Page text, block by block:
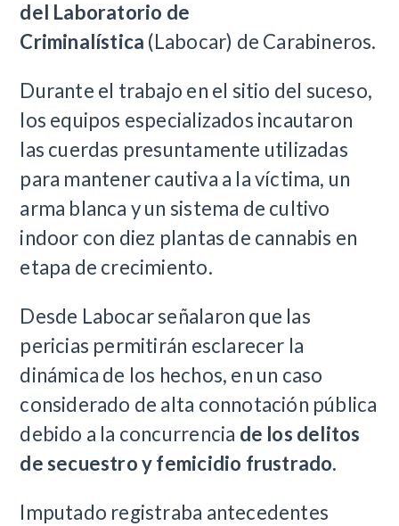
del Laboratorio de
Criminalística (Labocar) de Carabineros.
Durante el trabajo en el sitio del suceso,
los equipos especializados incautaron
las cuerdas presuntamente utilizadas
para mantener cautiva a la víctima, un
arma blanca y un sistema de cultivo
indoor con diez plantas de cannabis en
etapa de crecimiento.
Desde Labocar señalaron que las
pericias permitirán esclarecer la
dinámica de los hechos, en un caso
considerado de alta connotación pública
debido a la concurrencia de los delitos
de secuestro y femicidio frustrado.
Imputado registraba antecedentes